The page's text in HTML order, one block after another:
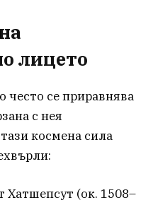
лицето
често се приравнява
с нея
космена сила
Хатшепсут (ок. 1508–